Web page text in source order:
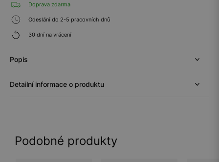
Doprava zdarma
Odeslání do 2-5 pracovních dnů
30 dní na vrácení
Popis
Detailní informace o produktu
Podobné produkty